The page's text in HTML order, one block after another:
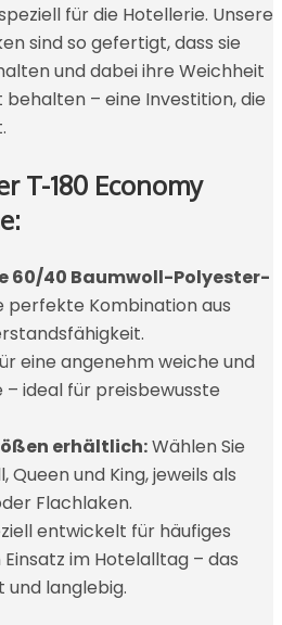
für die Hotellerie. Unsere
sind so gefertigt, dass sie
und dabei ihre Weichheit
– eine Investition, die
T-180 Economy
60/40 Baumwoll-Polyester-
perfekte Kombination aus
eine angenehm weiche und
ideal für preisbewusste
erhältlich:Wählen Sie
Queen und King, jeweils als
Flachlaken.
entwickelt für häufiges
im Hotelalltag – das
und langlebig.